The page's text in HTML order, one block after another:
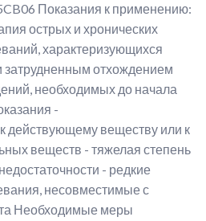
Показания к применению:
острых и хронических
характеризующихся
отхождением
необходимых до начала
-
к действующему веществу или к
веществ - тяжелая степень
- редкие
несовместимые с
Необходимые меры